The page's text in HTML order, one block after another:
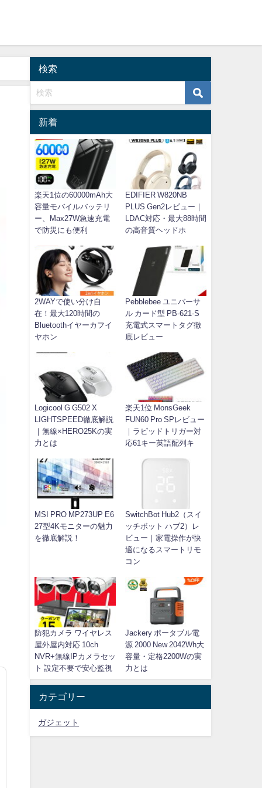
検索
新着
楽天1位の60000mAh大
容量モバイルバッテリ
ー、Max27W急速充電
で防災にも便利
EDIFIER W820NB
PLUS Gen2レビュー｜
LDAC対応・最大88時間
の高音質ヘッドホ
2WAYで使い分け自
在！最大120時間の
Bluetoothイヤーカフイ
ヤホン
Pebblebee ユニバーサ
ル カード型 PB-621-S
充電式スマートタグ徹
底レビュー
Logicool G G502 X
LIGHTSPEED徹底解説
｜無線×HERO25Kの実
力とは
楽天1位 MonsGeek
FUN60 Pro SPレビュー
｜ラピッドトリガー対
応61キー英語配列キ
MSI PRO MP273UP E6
27型4Kモニターの魅力
を徹底解説！
SwitchBot Hub2（スイ
ッチボット ハブ2）レ
ビュー｜家電操作が快
適になるスマートリモ
コン
防犯カメラ ワイヤレス
屋外屋内対応 10ch
NVR+無線IPカメラセッ
ト 設定不要で安心監視
Jackery ポータブル電
源 2000 New 2042Wh大
容量・定格2200Wの実
力とは
カテゴリー
ガジェット